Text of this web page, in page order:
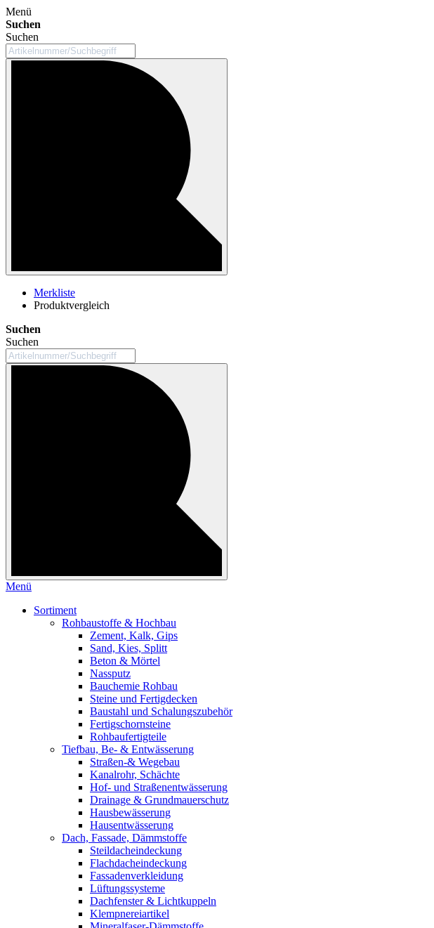
Menü
Suchen
Suchen
Merkliste
Produktvergleich
Suchen
Suchen
Menü
Sortiment
Rohbaustoffe & Hochbau
Zement, Kalk, Gips
Sand, Kies, Splitt
Beton & Mörtel
Nassputz
Bauchemie Rohbau
Steine und Fertigdecken
Baustahl und Schalungszubehör
Fertigschornsteine
Rohbaufertigteile
Tiefbau, Be- & Entwässerung
Straßen-& Wegebau
Kanalrohr, Schächte
Hof- und Straßenentwässerung
Drainage & Grundmauerschutz
Hausbewässerung
Hausentwässerung
Dach, Fassade, Dämmstoffe
Steildacheindeckung
Flachdacheindeckung
Fassadenverkleidung
Lüftungssysteme
Dachfenster & Lichtkuppeln
Klempnereiartikel